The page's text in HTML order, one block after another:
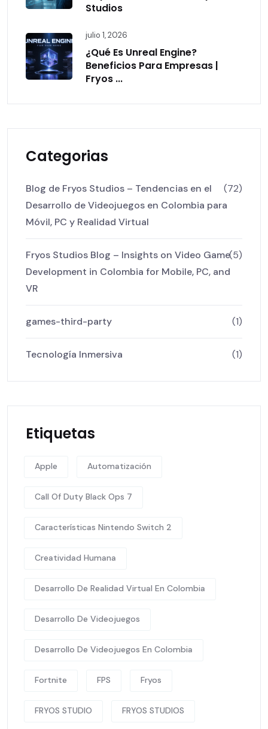
Studios
julio 1, 2026
¿Qué Es Unreal Engine?
Beneficios Para Empresas |
Fryos ...
Categorias
Blog de Fryos Studios – Tendencias en el
Desarrollo de Videojuegos en Colombia para
Móvil, PC y Realidad Virtual
(72)
Fryos Studios Blog – Insights on Video Game
Development in Colombia for Mobile, PC, and
VR
(5)
games-third-party (1)
Tecnología Inmersiva (1)
Etiquetas
Apple Automatización
Call Of Duty Black Ops 7
Características Nintendo Switch 2
Creatividad Humana
Desarrollo De Realidad Virtual En Colombia
Desarrollo De Videojuegos
Desarrollo De Videojuegos En Colombia
Fortnite FPS Fryos
FRYOS STUDIO FRYOS STUDIOS